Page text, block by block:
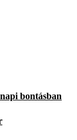
bontásban